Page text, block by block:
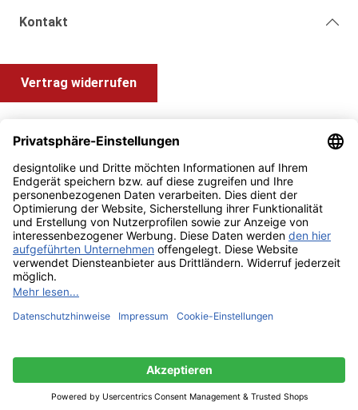
Kontakt
Vertrag widerrufen
Information und Impressum
Zahlung & Versand
Impressum AGB
und ggf. Nachnahmegebühren, wenn nicht anders angegeben.